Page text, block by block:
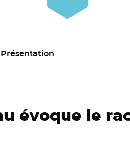
Présentation
évoque le